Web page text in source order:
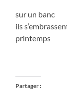
sur un banc
ils
printemps
Partager :